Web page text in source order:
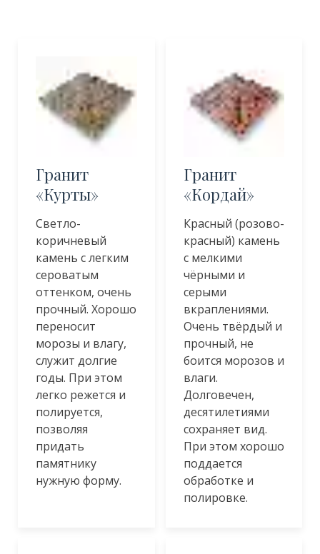
Гранит
«Курты»
Светло-
коричневый
камень с легким
сероватым
оттенком, очень
прочный. Хорошо
переносит
морозы и влагу,
служит долгие
годы. При этом
легко режется и
полируется,
позволяя
придать
памятнику
нужную форму.
Гранит
«Кордай»
Красный (розово-
красный) камень
с мелкими
чёрными и
серыми
вкраплениями.
Очень твёрдый и
прочный, не
боится морозов и
влаги.
Долговечен,
десятилетиями
сохраняет вид.
При этом хорошо
поддается
обработке и
полировке.